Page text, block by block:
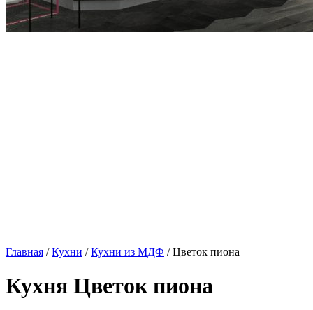
Главная /Кухни /Кухни из МДФ / Цветок пиона
Кухня Цветок пиона